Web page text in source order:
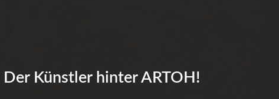
Der Künstler hinter ARTOH!